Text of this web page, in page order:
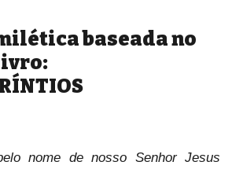
baseada no
nome de nosso Senhor Jesus